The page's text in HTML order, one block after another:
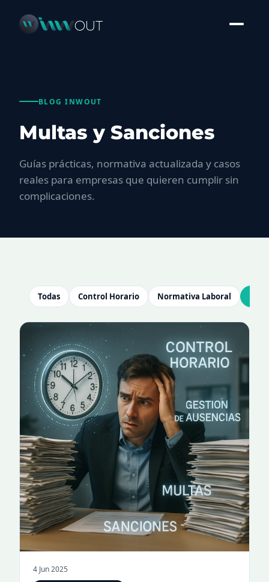
BLOG INWOUT
Multas y Sanciones
Guías prácticas, normativa actualizada y casos
reales para empresas que quieren cumplir sin
complicaciones.
Todas Control Horario Normativa Laboral
4 Jun 2025